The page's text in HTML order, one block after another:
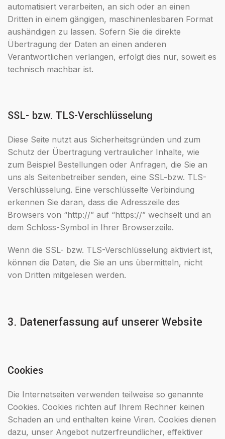
automatisiert verarbeiten, an sich oder an einen
Dritten in einem gängigen, maschinenlesbaren Format
aushändigen zu lassen. Sofern Sie die direkte
Übertragung der Daten an einen anderen
Verantwortlichen verlangen, erfolgt dies nur, soweit es
technisch machbar ist.
SSL- bzw. TLS-Verschlüsselung
Diese Seite nutzt aus Sicherheitsgründen und zum
Schutz der Übertragung vertraulicher Inhalte, wie
zum Beispiel Bestellungen oder Anfragen, die Sie an
uns als Seitenbetreiber senden, eine SSL-bzw. TLS-
Verschlüsselung. Eine verschlüsselte Verbindung
erkennen Sie daran, dass die Adresszeile des
Browsers von “http://” auf “https://” wechselt und an
dem Schloss-Symbol in Ihrer Browserzeile.
Wenn die SSL- bzw. TLS-Verschlüsselung aktiviert ist,
können die Daten, die Sie an uns übermitteln, nicht
von Dritten mitgelesen werden.
3. Datenerfassung auf unserer Website
Cookies
Die Internetseiten verwenden teilweise so genannte
Cookies. Cookies richten auf Ihrem Rechner keinen
Schaden an und enthalten keine Viren. Cookies dienen
dazu, unser Angebot nutzerfreundlicher, effektiver